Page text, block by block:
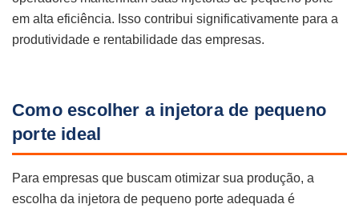
em alta eficiência. Isso contribui significativamente para a
produtividade e rentabilidade das empresas.
Como escolher a injetora de pequeno
porte ideal
Para empresas que buscam otimizar sua produção, a
escolha da injetora de pequeno porte adequada é